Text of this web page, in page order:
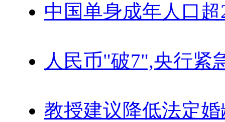
中国单身成年人口超
人民币"破7",央行紧
教授建议降低法定婚